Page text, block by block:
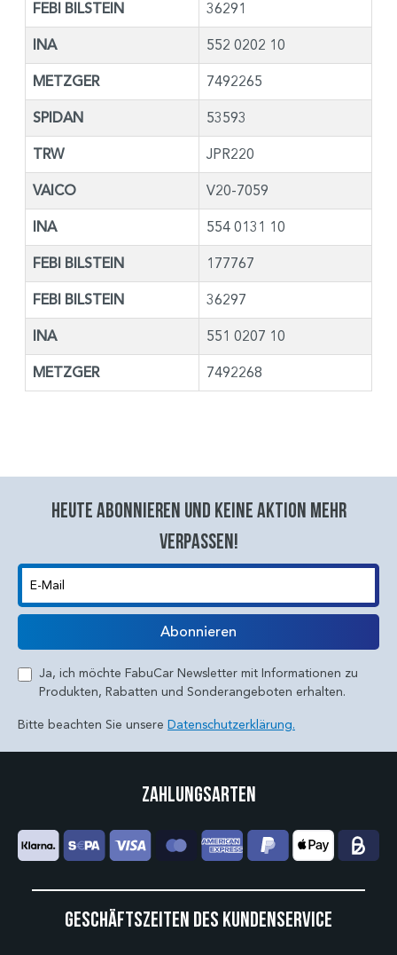
FEBI BILSTEIN 36291
INA 552 0202 10
METZGER 7492265
SPIDAN 53593
TRW JPR220
VAICO V20-7059
INA 554 0131 10
FEBI BILSTEIN 177767
FEBI BILSTEIN 36297
INA 551 0207 10
METZGER 7492268
Heute abonnieren und keine aktion mehr
verpassen!
E-Mail
Abonnieren
Ja, ich möchte FabuCar Newsletter mit Informationen zu
Produkten, Rabatten und Sonderangeboten erhalten.
Bitte beachten Sie unsere Datenschutzerklärung.
Geschäftszeiten des Kundenservice
Zahlungsarten